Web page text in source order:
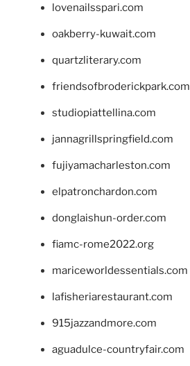
lovenailsspari.com
oakberry-kuwait.com
quartzliterary.com
friendsofbroderickpark.com
studiopiattellina.com
jannagrillspringfield.com
fujiyamacharleston.com
elpatronchardon.com
donglaishun-order.com
fiamc-rome2022.org
mariceworldessentials.com
lafisheriarestaurant.com
915jazzandmore.com
aguadulce-countryfair.com